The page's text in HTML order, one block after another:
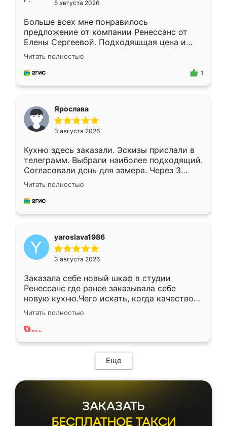
5 августа 2026
Больше всех мне понравилось
предложение от компании Ренессанс от
Елены Сергеевой. Подходяшщая цена и
короткие сроки изготовления. Приехавший
для замера сотрудник Владислав
предложил по моему эскизу самый
Читать полностью
1
Ярослава
3 августа 2026
Кухню здесь заказали. Эскизы прислали в
телеграмм. Выбрали наиболее подходящий.
Согласовали день для замера. Через 3
недели кухня была уже готова. Остались
довольны работой. Спасибо Ренессанс
мебель за качественную работу!
Читать полностью
yaroslava1986
3 августа 2026
Заказала себе новый шкаф в студии
Ренессанс где ранее заказывала себе
новую кухню.Чего искать, когда качеством
вполне довольна. Служит кухня уже почти
два года, нареканий нет.
Читать полностью
Еще
ЗАКАЗАТЬ
БЕСПЛАТНОЕ ТАКСИ